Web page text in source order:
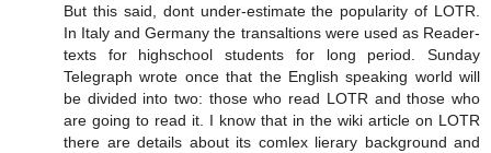
But this said, dont under-estimate the popularity of LOTR.
In Italy and Germany the transaltions were used as Reader-
texts for highschool students for long period. Sunday
Telegraph wrote once that the English speaking world will
be divided into two: those who read LOTR and those who
are going to read it. I know that in the wiki article on LOTR
there are details about its comlex lierary background and